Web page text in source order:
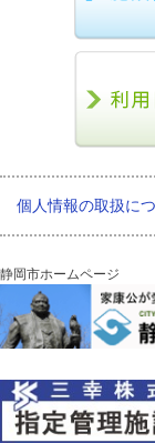
個人情報の取扱に
静岡市ホームページ